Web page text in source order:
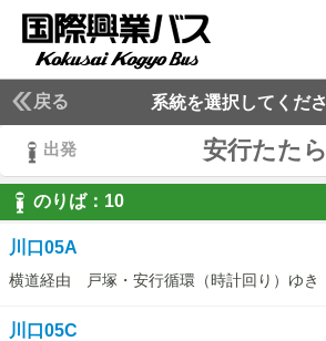
戻る 系統を選択してくだ
出発 安行たた
のりば： 10
10
川口05A
横道経由 戸塚・安行循環（時計回り）ゆき
川口05C